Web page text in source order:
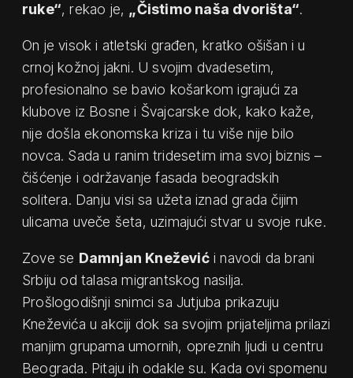
ruke“, rekao je, „Čistimo naša dvorišta“.
On je visok i atletski građen, kratko ošišan i u
crnoj kožnoj jakni. U svojim dvadesetim,
profesionalno se bavio košarkom igrajući za
klubove iz Bosne i Švajcarske dok, kako kaže,
nije došla ekonomska kriza i tu više nije bilo
novca. Sada u ranim tridesetim ima svoj biznis –
čišćenje i održavanje fasada beogradskih
solitera. Danju visi sa užeta iznad grada čijim
ulicama uveče šeta, uzimajući stvar u svoje ruke.
Zove se Damnjan Kneževići navodi da brani
Srbiju od talasa migrantskog nasilja.
Prošlogodišnji snimci sa Jutjuba prikazuju
Kneževića u akciji dok sa svojim prijateljima prilazi
manjim grupama umornih, opreznih ljudi u centru
Beograda. Pitaju ih odakle su. Kada ovi spomenu